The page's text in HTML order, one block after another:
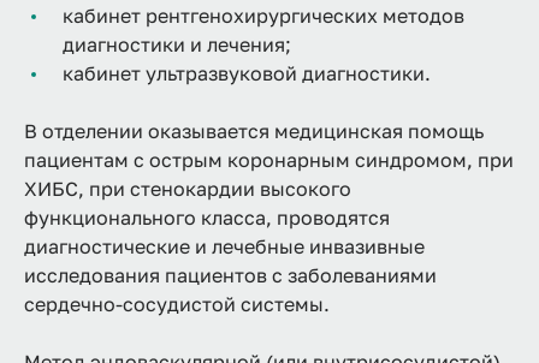
кабинет рентгенохирургических методов
диагностики и лечения;
кабинет ультразвуковой диагностики.
В отделении оказывается медицинская помощь
пациентам с острым коронарным синдромом, при
ХИБС, при стенокардии высокого
функционального класса, проводятся
диагностические и лечебные инвазивные
исследования пациентов с заболеваниями
сердечно-сосудистой системы.